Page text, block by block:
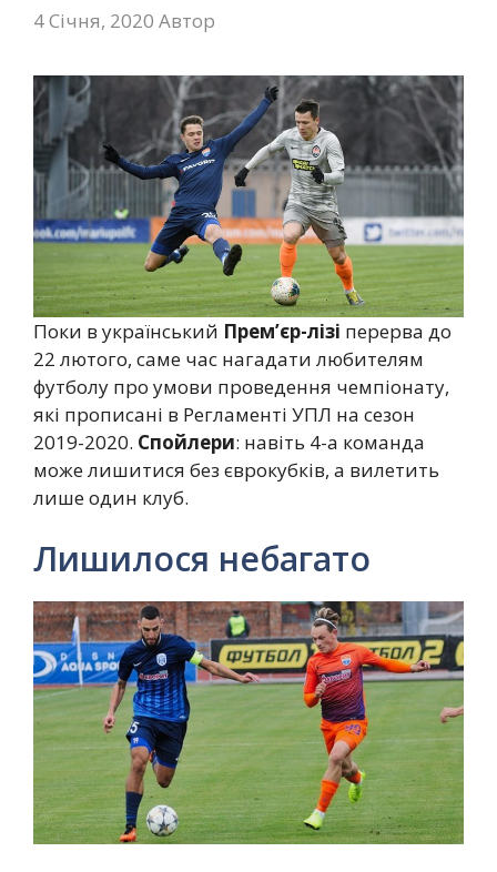
4 Січня, 2020 Автор
Поки в український Прем’єр-лізі перерва до
22 лютого, саме час нагадати любителям
футболу про умови проведення чемпіонату,
які прописані в Регламенті УПЛ на сезон
2019-2020. Спойлери: навіть 4-а команда
може лишитися без єврокубків, а вилетить
лише один клуб.
Лишилося небагато